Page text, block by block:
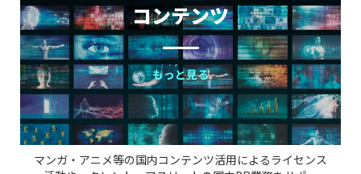
コンテンツ
もっと見る
マンガ・アニメ等の国内コンテンツ活用によるライセンス